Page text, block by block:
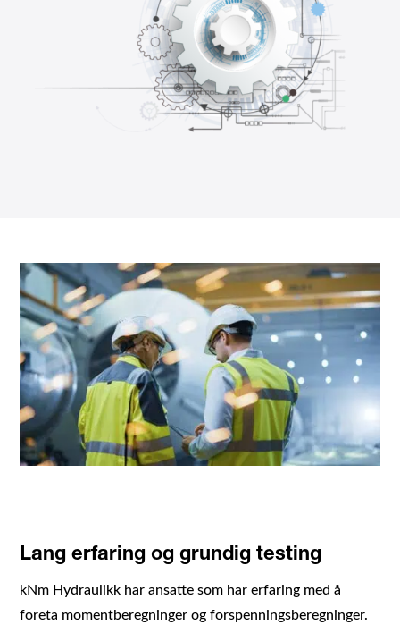
Lang erfaring og grundig testing
kNm Hydraulikk har ansatte som har erfaring med å
foreta momentberegninger og forspenningsberegninger.